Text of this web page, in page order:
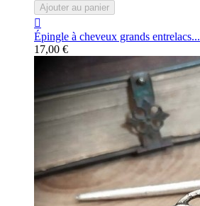
Ajouter au panier

Épingle à cheveux grands entrelacs...
17,00 €